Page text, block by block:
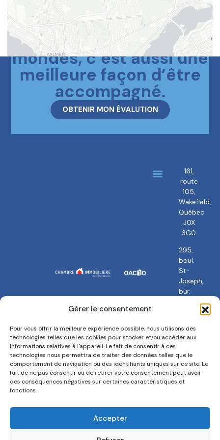
Gérer le consentement
Pour vous offrir la meilleure expérience possible, nous utilisons des
technologies telles que les cookies pour stocker et/ou accéder aux
informations relatives à l'appareil. Le fait de consentir à ces
technologies nous permettra de traiter des données telles que le
comportement de navigation ou des identifiants uniques sur ce site. Le
fait de ne pas consentir ou de retirer votre consentement peut avoir
des conséquences négatives sur certaines caractéristiques et
fonctions.
Accepter
Le meilleur des deux
mondes, c’est aussi une
meilleure façon d’être
accompagné.
OBTENIR MON ÉVALUTION
161,
route
105,
Wakefield,
Québec
J0X
3G0
295,
boul.
St-
Joseph,
bur.
Gatineau,
J8Y
Politique de confidentialité Termes et conditions
Politique de cookies